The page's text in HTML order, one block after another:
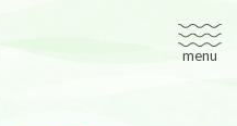
株式会社かいごデザイン